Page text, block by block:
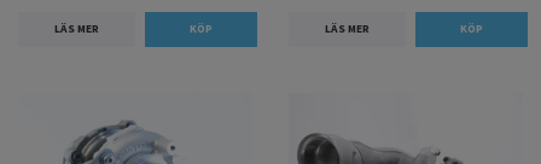
LÄS MER LÄS MER